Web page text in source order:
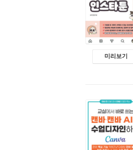
미리보기